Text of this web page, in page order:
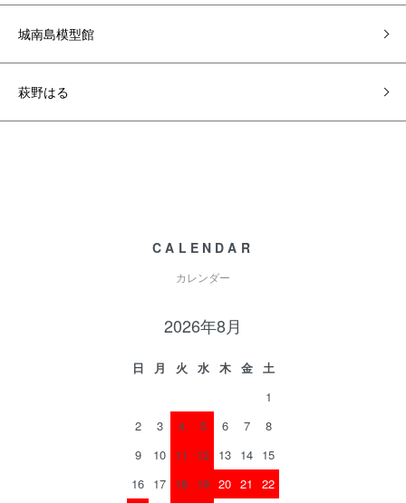
城南島模型館
萩野はる
CALENDAR
カレンダー
2026年8月
日 月 火 水 木 金
土
1
2
3 4 5 6 7
8
9
10 11 12 13 14 15
16 17 18 19 20 21
22